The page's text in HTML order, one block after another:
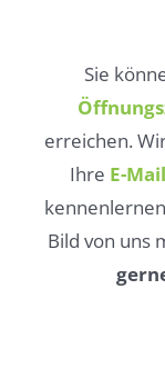
Sie
erreichen.
Ihre E-Mail
Bild von uns